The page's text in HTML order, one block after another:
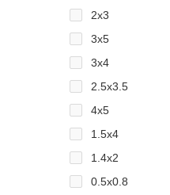
2x3
3x5
3x4
2.5x3.5
4x5
1.5x4
1.4x2
0.5x0.8